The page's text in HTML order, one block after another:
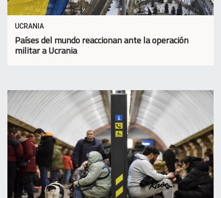
UCRANIA
Países del mundo reaccionan ante la operación
militar a Ucrania